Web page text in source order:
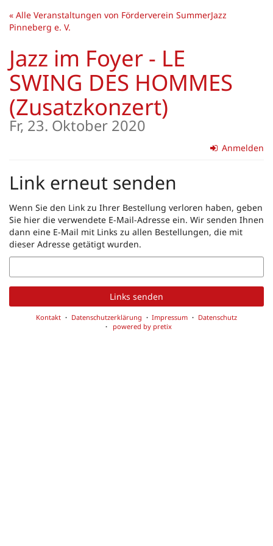
Zum
Haupt-
« Alle Veranstaltungen von Förderverein SummerJazz
Pinneberg e. V.
Jazz im Foyer - LE
SWING DES HOMMES
(Zusatzkonzert)
Fr, 23. Oktober 2020
Anmelden
Link erneut senden
Wenn Sie den Link zu Ihrer Bestellung verloren haben, geben
Sie hier die verwendete E-Mail-Adresse ein. Wir senden Ihnen
dann eine E-Mail mit Links zu allen Bestellungen, die mit
dieser Adresse getätigt wurden.
E-
Mail
Links senden
Kontakt Datenschutzerklärung Impressum
Datenschutz
powered by pretix